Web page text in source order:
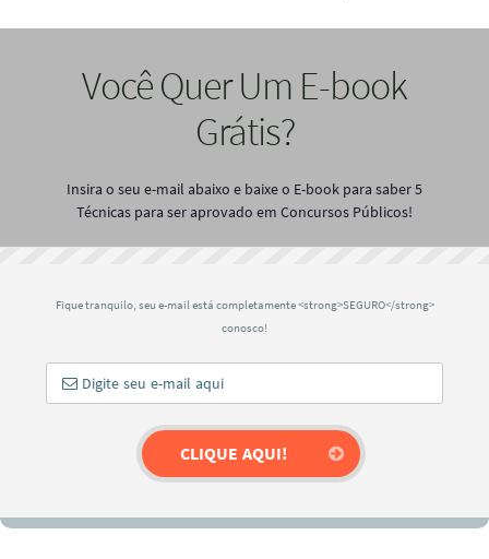
Você Quer Um E-book
Grátis?
Insira o seu e-mail abaixo e baixe o E-book para saber 5
Técnicas para ser aprovado em Concursos Públicos!
Fique tranquilo, seu e-mail está completamente <strong>SEGURO</strong>
conosco!